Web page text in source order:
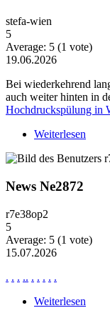
stefa-wien
5
Average: 5 (1 vote)
19.06.2026
Bei wiederkehrend
auch weiter hinten in
Hochdruckspülung in
Weiterlesen
News Ne2872
r7e38op2
5
Average: 5 (1 vote)
15.07.2026
. . . .. . . . . .
Weiterlesen